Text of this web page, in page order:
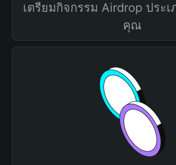
เตรียมกิจกรรม Airdrop ประเ
คุณ